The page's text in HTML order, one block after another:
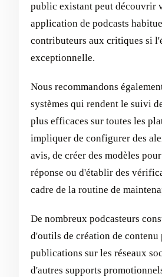
public existant peut découvrir
application de podcasts
contributeurs aux critiques si
exceptionnelle.
Nous recommandons
systèmes qui rendent le suivi
plus efficaces sur toutes les
impliquer de configurer des
avis, de créer des modèles
réponse ou d'établir des
cadre de la routine de
De nombreux podcasteurs
d'outils de création de contenu
publications sur les réseaux
d'autres supports